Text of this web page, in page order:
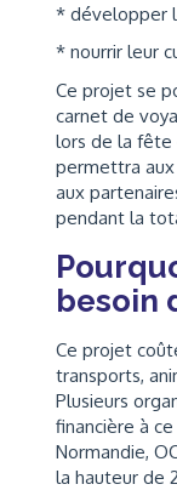
* développer
* nourrir leur
Ce projet se
carnet de
lors de la
permettra
aux
pendant la
besoin
Ce projet
transports,
Plusieurs
financière à
Normandie,
la hauteur de